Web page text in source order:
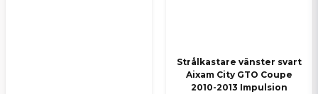
Strålkastare vänster svart
Aixam City GTO Coupe
2010-2013 Impulsion